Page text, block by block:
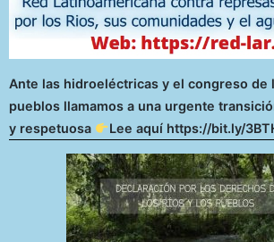
Ante las hidroeléctricas y el congreso de
pueblos llamamos a una urgente
y respetuosa
Lee aquí https://bit.ly/